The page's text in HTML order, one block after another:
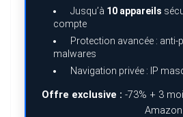
Jusqu’à 10 appareils
compte
Protection avancée :
malwares
Navigation privée : IP
Offre exclusive : -73% + 3